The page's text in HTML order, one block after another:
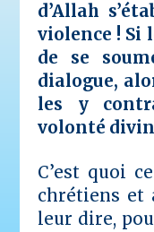
d’Allah
violence ! Si
de se
dialogue,
les y
volonté
C’est quoi
chrétiens et
leur dire,